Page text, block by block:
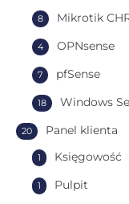
Mikrotik
8
OPNsense
4
pfSense
7
Windows
18
Panel klienta
20
Księgowość
1
Pulpit
1